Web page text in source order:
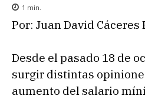
1 min.
Por: Juan David Cáceres
Desde el pasado 18 de
surgir distintas
aumento del salario